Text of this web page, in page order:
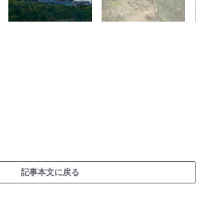
記事本文に戻る